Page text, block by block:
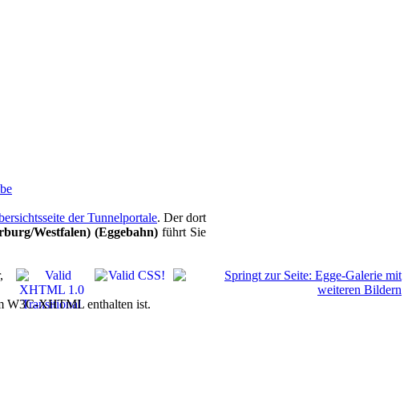
der Tunnelportale. Der dort
Westfalen) (Eggebahn) führt Sie
W3C-XHTML enthalten ist.